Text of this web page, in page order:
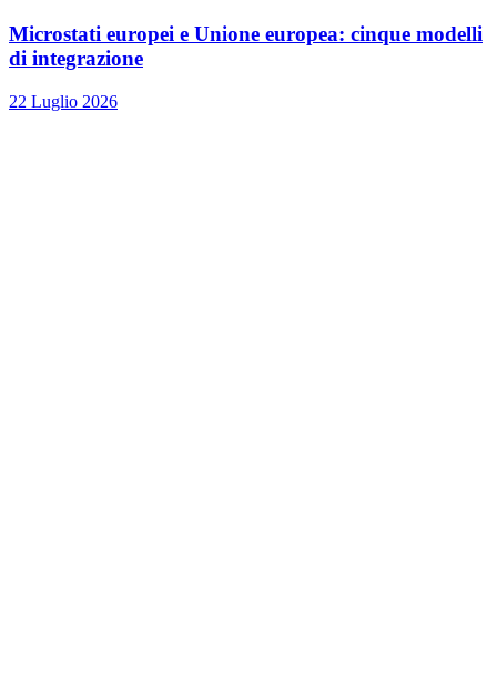
Microstati europei e Unione europea: cinque modelli
di integrazione
22 Luglio 2026